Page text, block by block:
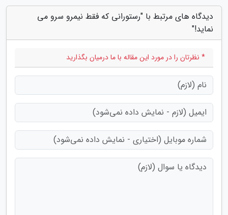
دیدگاه های مرتبط با "رستورانی که فقط نیمرو سرو می
نماید!"
* نظرتان را در مورد این مقاله با ما درمیان بگذارید